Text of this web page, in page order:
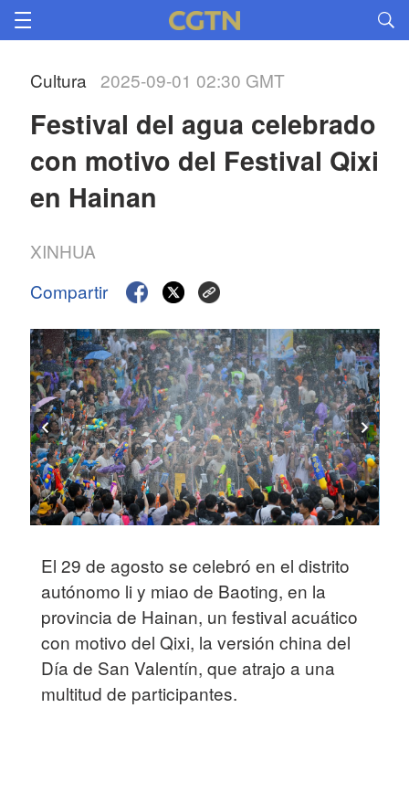
Cultura 2025-09-01 02:30 GMT
Festival del agua celebrado
con motivo del Festival Qixi
en Hainan
XINHUA
Compartir
El 29 de agosto se celebró en el distrito
autónomo li y miao de Baoting, en la
provincia de Hainan, un festival acuático
con motivo del Qixi, la versión china del
Día de San Valentín, que atrajo a una
multitud de participantes.